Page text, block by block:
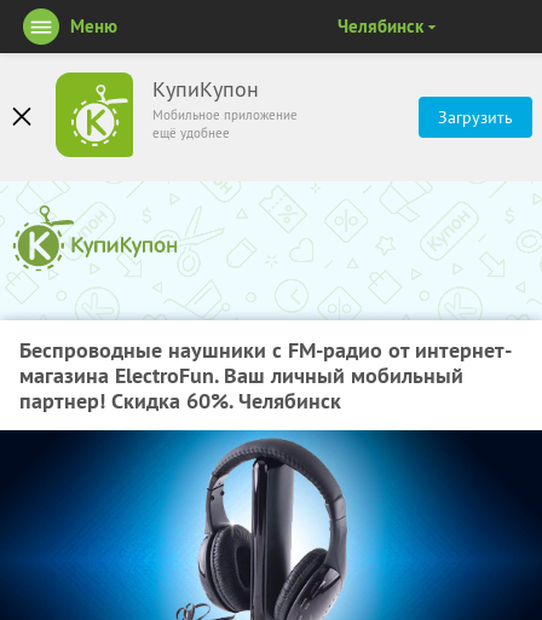
КупиКупон
Мобильное приложение
ещё удобнее
Загрузить
Меню Челябинск
Беспроводные наушники с FM-радио от интернет-
магазина ElectroFun. Ваш личный мобильный
партнер! Скидка 60%. Челябинск